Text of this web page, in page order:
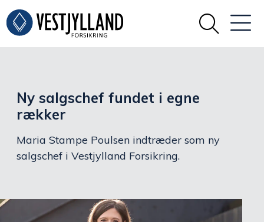
Ny salgschef fundet i egne
rækker
Maria Stampe Poulsen indtræder som ny
salgschef i Vestjylland Forsikring.